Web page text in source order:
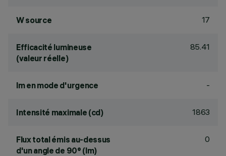
W source 17
Efficacité lumineuse
(valeur réelle)
85.41
lm en mode d'urgence -
Intensité maximale (cd) 1863
Flux total émis au-dessus
d'un angle de 90° (lm)
0